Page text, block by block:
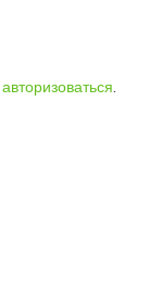
авторизоваться